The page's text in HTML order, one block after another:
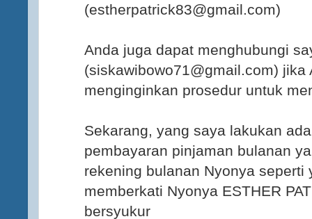
(estherpatrick83@gmail.com)
Anda juga dapat menghubungi
(siskawibowo71@gmail.com)
menginginkan prosedur untuk
Sekarang, yang saya lakukan
pembayaran pinjaman bulanan
rekening bulanan Nyonya seperti
memberkati Nyonya ESTHER
bersyukur